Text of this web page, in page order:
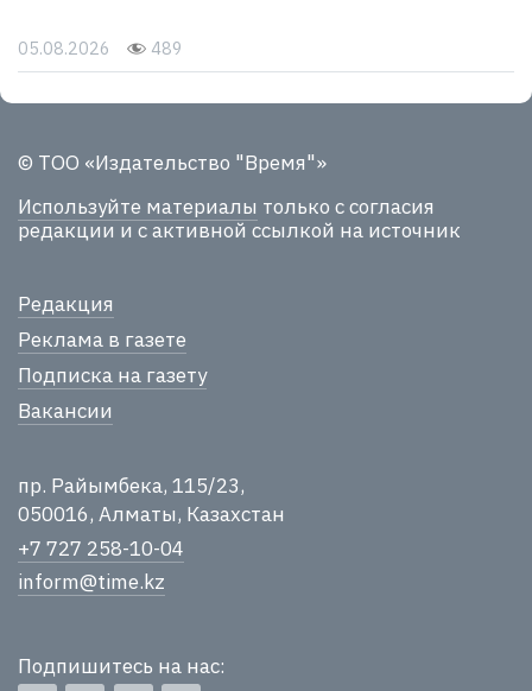
05.08.2026 489
© ТОО «Издательство "Время"»
Используйте материалы только с согласия
редакции и с активной ссылкой на источник
Редакция
Реклама в газете
Подписка на газету
Вакансии
пр. Райымбека, 115/23,
050016, Алматы, Казахстан
+7 727 258-10-04
inform@time.kz
Подпишитесь на нас: